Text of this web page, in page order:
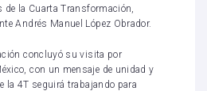
la Cuarta Transformación,
Andrés Manuel López Obrador.
concluyó su visita por
con un mensaje de unidad y
la 4T seguirá trabajando para